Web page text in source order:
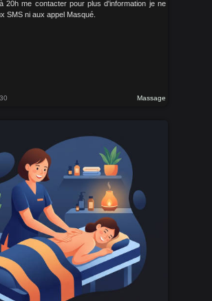
20h me contacter pour plus d'information je ne
SMS ni aux appel Masqué.
Massage